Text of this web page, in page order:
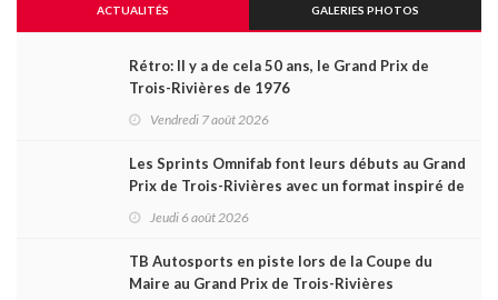
ACTUALITÉS GALERIES PHOTOS
Rétro: Il y a de cela 50 ans, le Grand Prix de
Trois-Rivières de 1976
Vendredi 7 août 2026
Les Sprints Omnifab font leurs débuts au Grand
Prix de Trois-Rivières avec un format inspiré de
Jeudi 6 août 2026
TB Autosports en piste lors de la Coupe du
Maire au Grand Prix de Trois-Rivières